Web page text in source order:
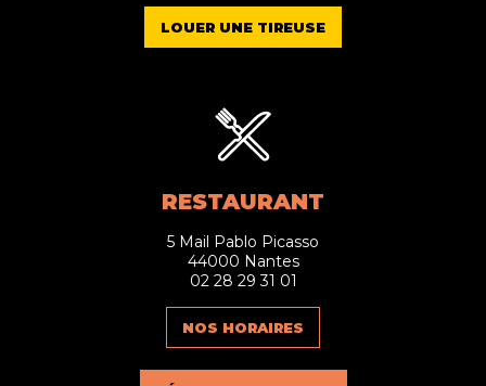
LOUER UNE TIREUSE
RESTAURANT
5 Mail Pablo Picasso
44000 Nantes
02 28 29 31 01
NOS HORAIRES